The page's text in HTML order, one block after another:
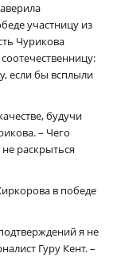
участницу из
Чурикова
если бы всплыли
будучи
– Чего
раскрыться
в победе
я не
Гуру Кент. –